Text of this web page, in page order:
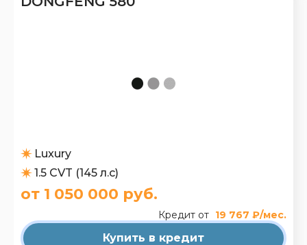
Luxury
1.5 CVT (145 л.с)
от 1 050 000 руб.
Кредит от 19 767 ₽/мес.
Купить в кредит